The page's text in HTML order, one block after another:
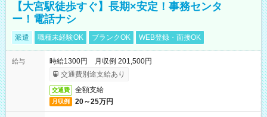
【大宮駅徒歩すぐ】長期×安定！事務センタ
ー！電話ナシ
派遣 職種未経験OK ブランクOK WEB登録・面接OK
給与
時給1300円 月収例 201,500円
交通費別途支給あり
交通費 全額支給
月収例 20～25万円